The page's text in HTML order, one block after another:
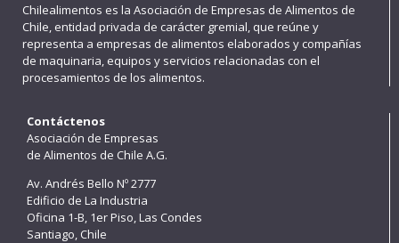
Chilealimentos es la Asociación de Empresas de Alimentos de
Chile, entidad privada de carácter gremial, que reúne y
representa a empresas de alimentos elaborados y compañías
de maquinaria, equipos y servicios relacionadas con el
procesamientos de los alimentos.
Contáctenos
Asociación de Empresas
de Alimentos de Chile A.G.
Av. Andrés Bello Nº 2777
Edificio de La Industria
Oficina 1-B, 1er Piso, Las Condes
Santiago, Chile